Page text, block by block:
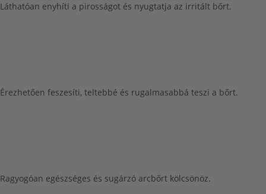
Láthatóan enyhíti a pirosságot és nyugtatja az irritált bőrt.
Érezhetően feszesíti, teltebbé és rugalmasabbá teszi a bőrt.
Ragyogóan egészséges és sugárzó arcbőrt kölcsönöz.